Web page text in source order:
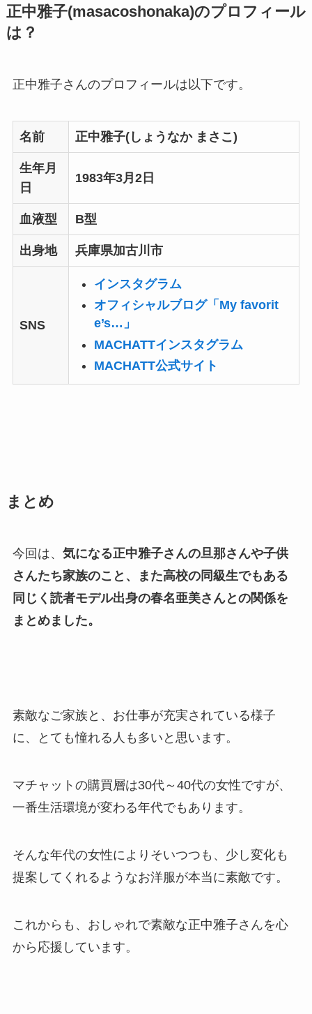
正中雅子(masacoshonaka)のプロフィール
は？
正中雅子さんのプロフィールは以下です。
名前 正中雅子(しょうなか まさこ)
生年月
日
1983年3月2日
血液型 B型
出身地 兵庫県加古川市
SNS
インスタグラム
オフィシャルブログ「My favorit
e’s…」
MACHATTインスタグラム
MACHATT公式サイト
まとめ
今回は、 気になる正中雅子さんの旦那さんや子供
さんたち家族のこと、また高校の同級生でもある
同じく読者モデル出身の春名亜美さんとの関係を
まとめました。
素敵なご家族と、お仕事が充実されている様子
に、とても憧れる人も多いと思います。
マチャットの購買層は30代～40代の女性ですが、
一番生活環境が変わる年代でもあります。
そんな年代の女性によりそいつつも、少し変化も
提案してくれるようなお洋服が本当に素敵です。
これからも、おしゃれで素敵な正中雅子さんを心
から応援しています。